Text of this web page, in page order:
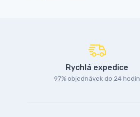
Rychlá expedice
97% objednávek do 24 hodin